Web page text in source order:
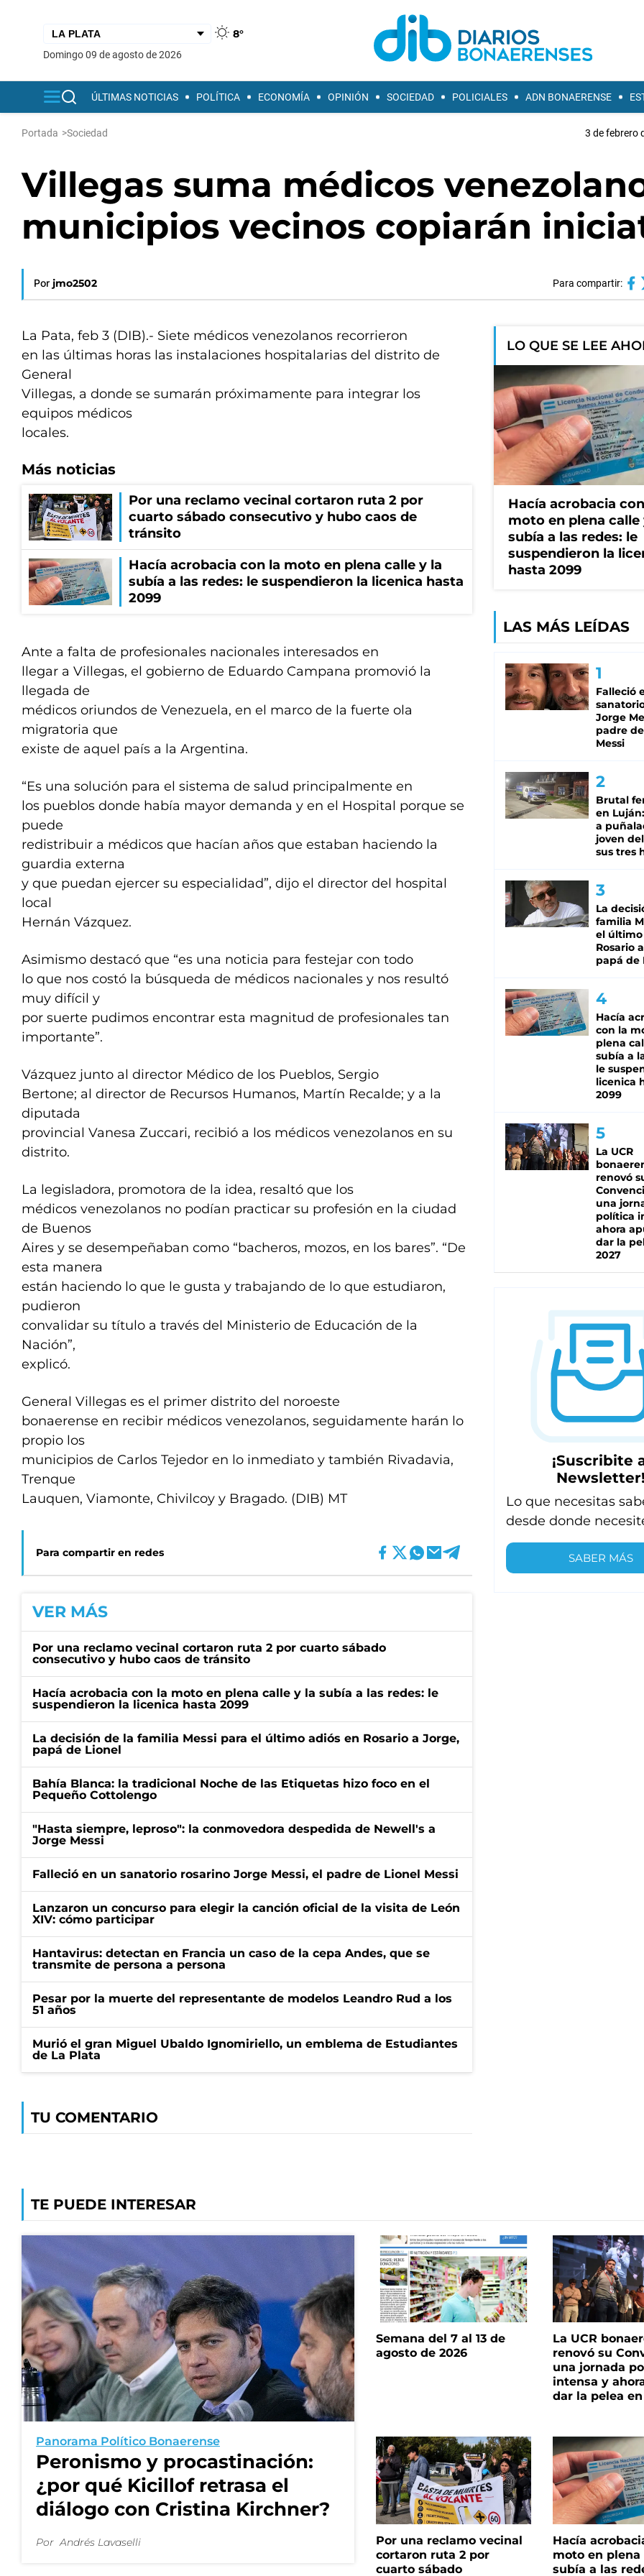
8°
domingo 09 de agosto de 2026
ÚLTIMAS NOTICIAS POLÍTICA ECONOMÍA OPINIÓN SOCIEDAD POLICIALES ADN BONAERENSE
Portada >Sociedad 3 de febrero
Villegas suma médicos
municipios vecinos copiarán
Por jmo2502 Para compartir:
La Pata, feb 3 (DIB).- Siete médicos venezolanos recorrieron
en las últimas horas las instalaciones hospitalarias del distrito de
General
Villegas, a donde se sumarán próximamente para integrar los
equipos médicos
locales.
Más noticias
Por una reclamo vecinal cortaron ruta 2 por
cuarto sábado consecutivo y hubo caos de
tránsito
Hacía acrobacia con la moto en plena calle y la
subía a las redes: le suspendieron la licenica hasta
2099
Ante a falta de profesionales nacionales interesados en
llegar a Villegas, el gobierno de Eduardo Campana promovió la
llegada de
médicos oriundos de Venezuela, en el marco de la fuerte ola
migratoria que
existe de aquel país a la Argentina.
“Es una solución para el sistema de salud principalmente en
los pueblos donde había mayor demanda y en el Hospital porque se
puede
redistribuir a médicos que hacían años que estaban haciendo la
guardia externa
y que puedan ejercer su especialidad”, dijo el director del hospital
local
Hernán Vázquez.
Asimismo destacó que “es una noticia para festejar con todo
lo que nos costó la búsqueda de médicos nacionales y nos resultó
muy difícil y
por suerte pudimos encontrar esta magnitud de profesionales tan
importante”.
Vázquez junto al director Médico de los Pueblos, Sergio
Bertone; al director de Recursos Humanos, Martín Recalde; y a la
diputada
provincial Vanesa Zuccari, recibió a los médicos venezolanos en su
distrito.
La legisladora, promotora de la idea, resaltó que los
médicos venezolanos no podían practicar su profesión en la ciudad
de Buenos
Aires y se desempeñaban como “bacheros, mozos, en los bares”. “De
esta manera
están haciendo lo que le gusta y trabajando de lo que estudiaron,
pudieron
convalidar su título a través del Ministerio de Educación de la
Nación”,
explicó.
General Villegas es el primer distrito del noroeste
bonaerense en recibir médicos venezolanos, seguidamente harán lo
propio los
municipios de Carlos Tejedor en lo inmediato y también Rivadavia,
Trenque
Lauquen, Viamonte, Chivilcoy y Bragado. (DIB) MT
Para compartir en redes
VER MÁS
Por una reclamo vecinal cortaron ruta 2 por cuarto sábado
consecutivo y hubo caos de tránsito
Hacía acrobacia con la moto en plena calle y la subía a las redes: le
suspendieron la licenica hasta 2099
La decisión de la familia Messi para el último adiós en Rosario a Jorge,
papá de Lionel
Bahía Blanca: la tradicional Noche de las Etiquetas hizo foco en el
Pequeño Cottolengo
"Hasta siempre, leproso": la conmovedora despedida de Newell's a
Jorge Messi
Falleció en un sanatorio rosarino Jorge Messi, el padre de Lionel Messi
Lanzaron un concurso para elegir la canción oficial de la visita de León
XIV: cómo participar
Hantavirus: detectan en Francia un caso de la cepa Andes, que se
transmite de persona a persona
Pesar por la muerte del representante de modelos Leandro Rud a los
51 años
Murió el gran Miguel Ubaldo Ignomiriello, un emblema de Estudiantes
de La Plata
TU COMENTARIO
LO QUE SE LEE
Hacía acrobacia
moto en plena calle
subía a las redes: le
suspendieron la
hasta 2099
LAS MÁS LEÍDAS
Falleció
Jorge
padre
Messi
Brutal
en
a
joven
sus tres
La
familia
el último
Rosario
papá de
Hacía
con la
plena
subía a
le
licenica
2099
La UCR
renovó
una
política
ahora
dar la
2027
¡Suscribite
Newsletter!
Lo que necesitas
desde donde
SABER MÁS
TE PUEDE INTERESAR
Panorama Político Bonaerense
Peronismo y procastinación:
¿por qué Kicillof retrasa el
diálogo con Cristina Kirchner?
Por Andrés Lavaselli
Semana del 7 al 13 de
agosto de 2026
La UCR
renovó su
una jornada
intensa y
dar la pelea en
Por una reclamo vecinal
cortaron ruta 2 por
cuarto sábado
Hacía
moto en plena
subía a las